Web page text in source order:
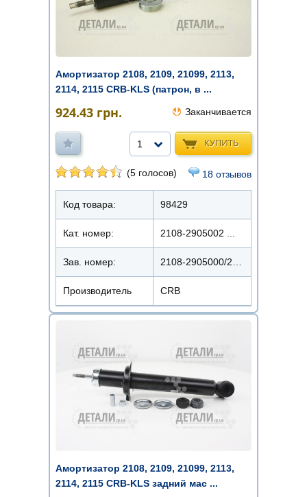
Амортизатор 2108, 2109, 21099, 2113,
2114, 2115 CRB-KLS (патрон, в ...
924.43 грн. Заканчивается
КУПИТЬ
1
(5 голосов) 18 отзывов
Код товара: 98429
Кат. номер: 2108-2905002 ...
Зав. номер: 2108-2905000/2108-2905002/5600022/61003101
Производитель CRB
Амортизатор 2108, 2109, 21099, 2113,
2114, 2115 CRB-KLS задний мас ...